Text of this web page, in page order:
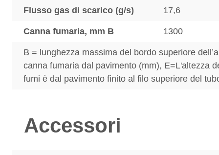
Flusso gas di scarico (g/s) 17,6
Canna fumaria, mm B 1300
B = lunghezza massima del bordo superiore
canna fumaria dal pavimento (mm), E=L'altezza
fumi è dal pavimento finito al filo superiore del
Accessori